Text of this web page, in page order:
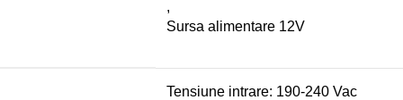
,
Sursa alimentare 12V
Tensiune intrare: 190-240 Vac